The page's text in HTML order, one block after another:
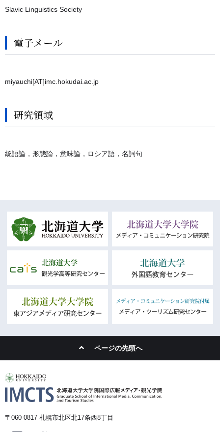
Slavic Linguistics Society
電子メール
miyauchi[AT]imc.hokudai.ac.jp
研究領域
統語論，形態論，意味論，ロシア語，名詞句
ページの先頭へ
〒060-0817 札幌市北区北17条西8丁目